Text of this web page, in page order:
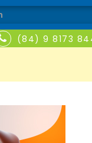
(84) 9 8173